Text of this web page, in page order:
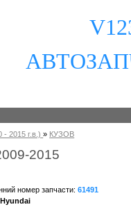
- 2015 г.в.) » КУЗОВ
2015
номер запчасти: 61491
Hyundai